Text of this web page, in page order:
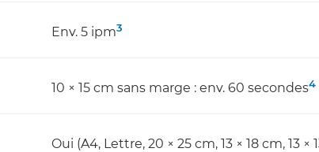
Env. 5 ipm3
10 × 15 cm sans marge : env. 60 secondes4
Oui (A4, Lettre, 20 × 25 cm, 13 × 18 cm, 13 ×